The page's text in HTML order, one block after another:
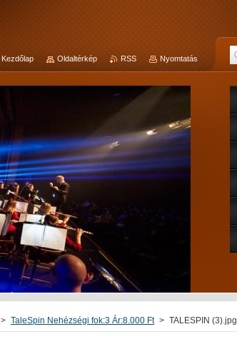
> TaleSpin Nehézségi fok:3 Ár:8.000 Ft > TALESPIN (3).jpg
Kezdőlap Oldaltérkép RSS Nyomtatás